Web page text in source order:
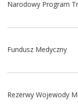
Narodowy Program
Fundusz Medyczny
Rezerwy Wojewody